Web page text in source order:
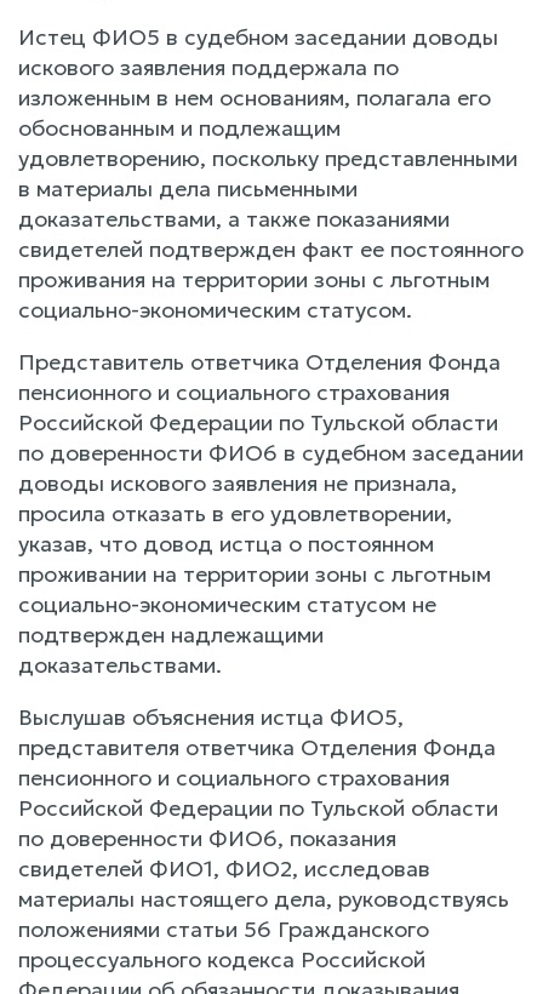
Истец ФИО5 в судебном заседании доводы
искового заявления поддержала по
изложенным в нем основаниям, полагала его
обоснованным и подлежащим
удовлетворению, поскольку представленными
в материалы дела письменными
доказательствами, а также показаниями
свидетелей подтвержден факт ее постоянного
проживания на территории зоны с льготным
социально-экономическим статусом.
Представитель ответчика Отделения Фонда
пенсионного и социального страхования
Российской Федерации по Тульской области
по доверенности ФИО6 в судебном заседании
доводы искового заявления не признала,
просила отказать в его удовлетворении,
указав, что довод истца о постоянном
проживании на территории зоны с льготным
социально-экономическим статусом не
подтвержден надлежащими
доказательствами.
Выслушав объяснения истца ФИО5,
представителя ответчика Отделения Фонда
пенсионного и социального страхования
Российской Федерации по Тульской области
по доверенности ФИО6, показания
свидетелей ФИО1, ФИО2, исследовав
материалы настоящего дела, руководствуясь
положениями статьи 56 Гражданского
процессуального кодекса Российской